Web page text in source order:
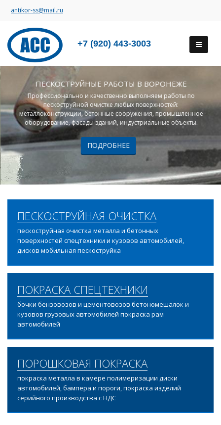
antikor-ss@mail.ru
+7 (920) 443-3003
ПЕСКОСТРУЙНЫЕ РАБОТЫ В ВОРОНЕЖЕ
Профессионально и качественно выполняем работы по
пескоструйной очистке любых поверхностей:
металлоконструкции, бетонные сооружения, промышленное
оборудование, фасады зданий, индустриальные объекты.
ПОДРОБНЕЕ
ПЕСКОСТРУЙНАЯ ОЧИСТКА
пескоструйная очистка металла и бетонных
поверхностей спецтехники и кузовов автомобилей,
дисков мобильная пескоструйка
ПОКРАСКА СПЕЦТЕХНИКИ
бочки бензовозов и цементовозов бетономешалок и
кузовов грузовых автомобилей покраска рам
автомобилей
ПОРОШКОВАЯ ПОКРАСКА
покраска металла в камере полимеризации диски
автомобилей, бампера и пороги, покраска изделий
серийного производства с НДС